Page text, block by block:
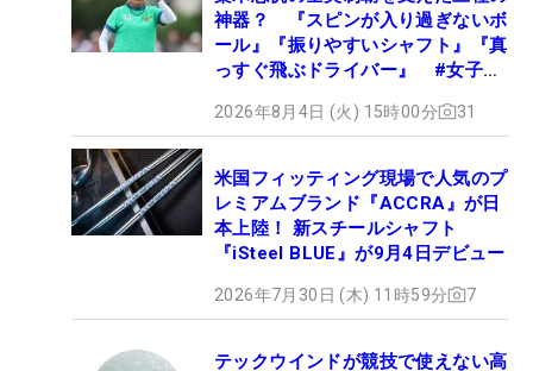
神器？ 『スピンが入り過ぎないボ
ール』『振りやすいシャフト』『真
っすぐ飛ぶドライバー』 #女子プ
2026年8月4日 (火) 15時00分 31
米国フィッティング現場で人気のプ
レミアムブランド『ACCRA』が日
本上陸！ 新スチールシャフト
『iSteel BLUE』が9月4日デビュー
2026年7月30日 (木) 11時59分 7
テックウインドが競技で使えない高